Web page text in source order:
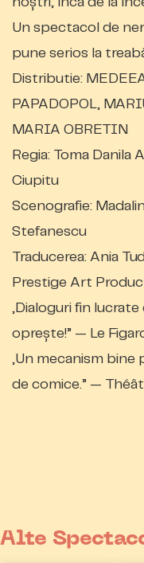
Un spectacol de
pune serios la
Distributie:
PAPADOPOL,
MARIA OBRETIN
Regia: Toma Danila
Ciupitu
Scenografie:
Stefanescu
Traducerea: Ania
Prestige Art
„Dialoguri fin
oprește!” — Le
„Un mecanism
de comice.” —
Alte